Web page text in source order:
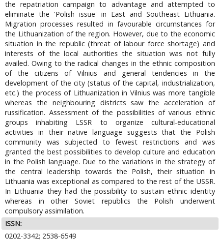
the repatriation campaign to advantage and attempted to
eliminate the 'Polish issue' in East and Southeast Lithuania.
Migration processes resulted in favourable circumstances for
the Lithuanization of the region. However, due to the economic
situation in the republic (threat of labour force shortage) and
interests of the local authorities the situation was not fully
availed. Owing to the radical changes in the ethnic composition
of the citizens of Vilnius and general tendencies in the
development of the city (status of the capital, industrialization,
etc.) the process of Lithuanization in Vilnius was more tangible
whereas the neighbouring districts saw the acceleration of
russification. Assessment of the possibilities of various ethnic
groups inhabiting LSSR to organize cultural-educational
activities in their native language suggests that the Polish
community was subjected to fewest restrictions and was
granted the best possibilities to develop culture and education
in the Polish language. Due to the variations in the strategy of
the central leadership towards the Polish, their situation in
Lithuania was exceptional as compared to the rest of the USSR.
In Lithuania they had the possibility to sustain ethnic identity
whereas in other Soviet republics the Polish underwent
compulsory assimilation.
ISSN:
0202-3342; 2538-6549